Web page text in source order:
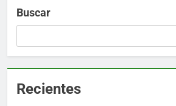
Buscar
Recientes